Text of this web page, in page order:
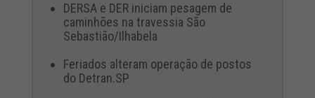
DERSA e DER iniciam pesagem de
caminhões na travessia São
Sebastião/Ilhabela
Feriados alteram operação de postos
do Detran.SP